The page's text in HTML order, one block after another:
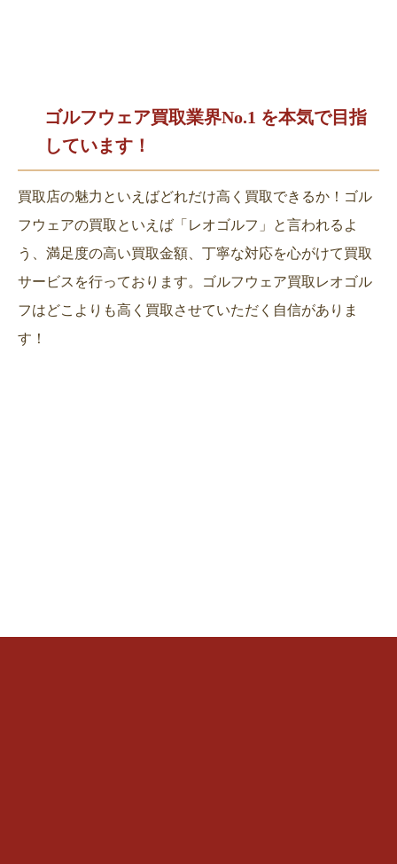
ゴルフウェア買取業界No.1 を本気で目指
しています！
買取店の魅力といえばどれだけ高く買取できるか！ゴル
フウェアの買取といえば「レオゴルフ」と言われるよ
う、満足度の高い買取金額、丁寧な対応を心がけて買取
サービスを行っております。ゴルフウェア買取レオゴル
フはどこよりも高く買取させていただく自信がありま
す！